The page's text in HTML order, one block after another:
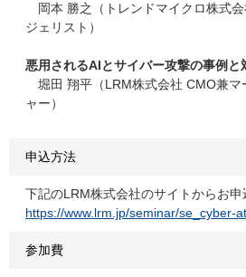
岡本 勝之（トレンドマイクロ株式
ジェリスト）
悪用されるAIとサイバー攻撃の事例と
堀田 翔平（LRM株式会社 CMO兼マ
ャー）
申込方法
下記のLRM株式会社のサイトからお申
https://www.lrm.jp/seminar/se_cyber-
参加費